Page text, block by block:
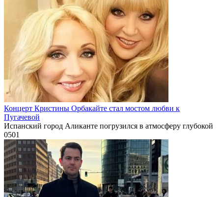
Концерт Кристины Орбакайте стал мостом любви к
Пугачевой
Испанский город Аликанте погрузился в атмосферу глубокой
0501